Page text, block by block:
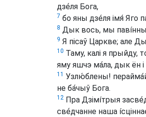
дзе́ля Бога,
7 бо яны дзе́ля імя́ Яго
8 Дык вось, мы павíнны
9 Я пісаў Царкве; але
10 Таму, калі я прыйду,
яму яшчэ ма́ла, дык ён
11 Узлю́блены! перайма́й
не ба́чыў Бога.
12 Пра Дзімíтрыя
све́дчанне наша